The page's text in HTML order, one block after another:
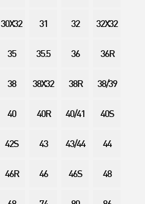
30X32 31 32 32X32
35 35.5 36 36R
38 38X32 38R 38/39
40 40R 40/41 40S
42S 43 43/44 44
46R 46 46S 48